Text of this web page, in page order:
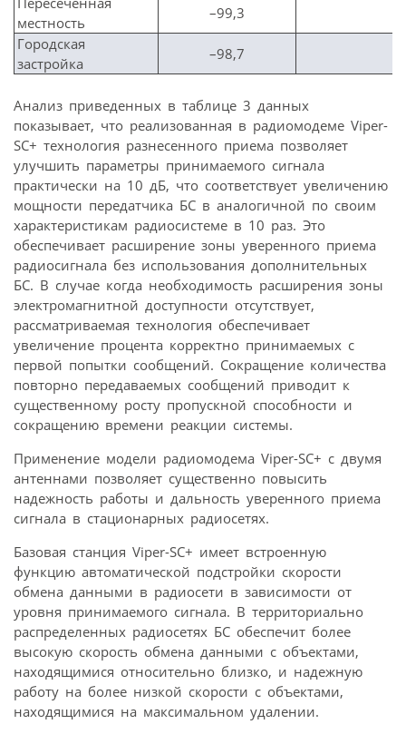
местность
–99,3
Городская
застройка
–98,7
Анализ приведенных в таблице 3 данных
показывает, что реализованная в радиомодеме Viper-
SC+ технология разнесенного приема позволяет
улучшить параметры принимаемого сигнала
практически на 10 дБ, что соответствует увеличению
мощности передатчика БС в аналогичной по своим
характеристикам радиосистеме в 10 раз. Это
обеспечивает расширение зоны уверенного приема
радиосигнала без использования дополнительных
БС. В случае когда необходимость расширения зоны
электромагнитной доступности отсутствует,
рассматриваемая технология обеспечивает
увеличение процента корректно принимаемых с
первой попытки сообщений. Сокращение количества
повторно передаваемых сообщений приводит к
существенному росту пропускной способности и
сокращению времени реакции системы.
Применение модели радиомодема Viper-SC+ с двумя
антеннами позволяет существенно повысить
надежность работы и дальность уверенного приема
сигнала в стационарных радиосетях.
Базовая станция Viper-SC+ имеет встроенную
функцию автоматической подстройки скорости
обмена данными в радиосети в зависимости от
уровня принимаемого сигнала. В территориально
распределенных радиосетях БС обеспечит более
высокую скорость обмена данными с объектами,
находящимися относительно близко, и надежную
работу на более низкой скорости с объектами,
находящимися на максимальном удалении.